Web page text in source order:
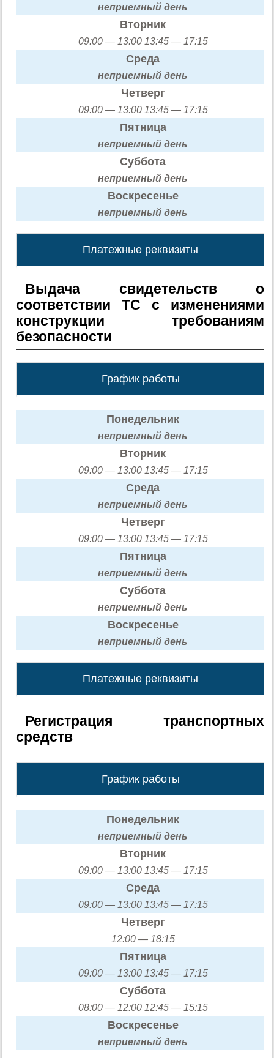
неприемный день
Вторник
09:00 — 13:00 13:45 — 17:15
Среда
неприемный день
Четверг
09:00 — 13:00 13:45 — 17:15
Пятница
неприемный день
Суббота
неприемный день
Воскресенье
неприемный день
Платежные реквизиты
Выдача свидетельств о
соответствии ТС с изменениями
конструкции требованиям
безопасности
График работы
Понедельник
неприемный день
Вторник
09:00 — 13:00 13:45 — 17:15
Среда
неприемный день
Четверг
09:00 — 13:00 13:45 — 17:15
Пятница
неприемный день
Суббота
неприемный день
Воскресенье
неприемный день
Платежные реквизиты
Регистрация транспортных
средств
График работы
Понедельник
неприемный день
Вторник
09:00 — 13:00 13:45 — 17:15
Среда
09:00 — 13:00 13:45 — 17:15
Четверг
12:00 — 18:15
Пятница
09:00 — 13:00 13:45 — 17:15
Суббота
08:00 — 12:00 12:45 — 15:15
Воскресенье
неприемный день